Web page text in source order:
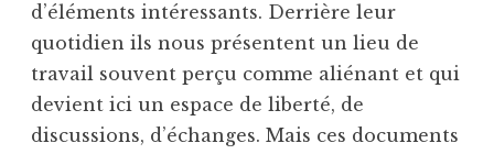
d’éléments intéressants. Derrière leur
quotidien ils nous présentent un lieu de
travail souvent perçu comme aliénant et qui
devient ici un espace de liberté, de
discussions, d’échanges. Mais ces documents